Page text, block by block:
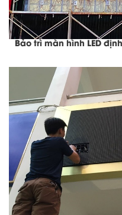
Bảo trì màn hình LED